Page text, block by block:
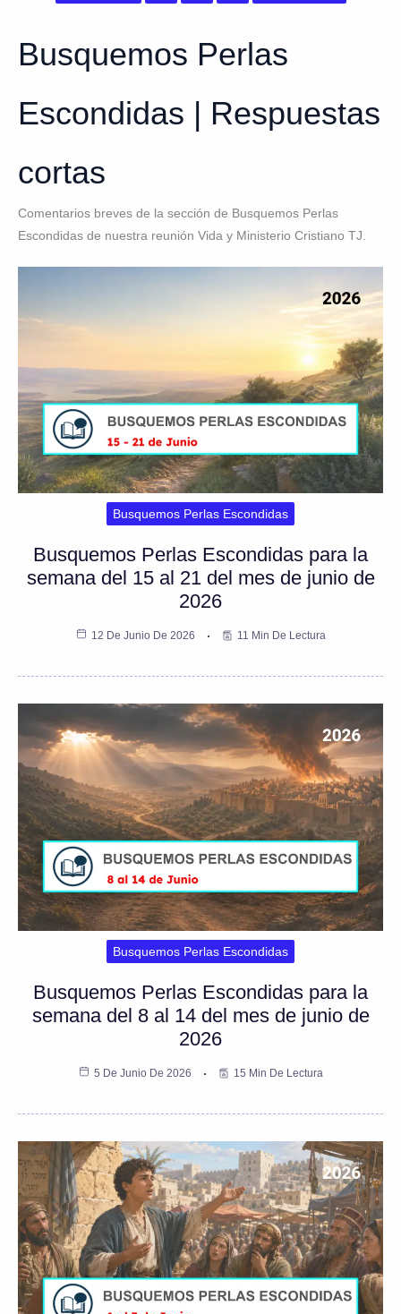
Busquemos Perlas
Escondidas | Respuestas
cortas
Comentarios breves de la sección de Busquemos Perlas
Escondidas de nuestra reunión Vida y Ministerio Cristiano TJ.
Busquemos Perlas Escondidas
Busquemos Perlas Escondidas para la
semana del 15 al 21 del mes de junio de
2026
12 De Junio De 2026 11 Min De Lectura
Busquemos Perlas Escondidas
Busquemos Perlas Escondidas para la
semana del 8 al 14 del mes de junio de
2026
5 De Junio De 2026 15 Min De Lectura